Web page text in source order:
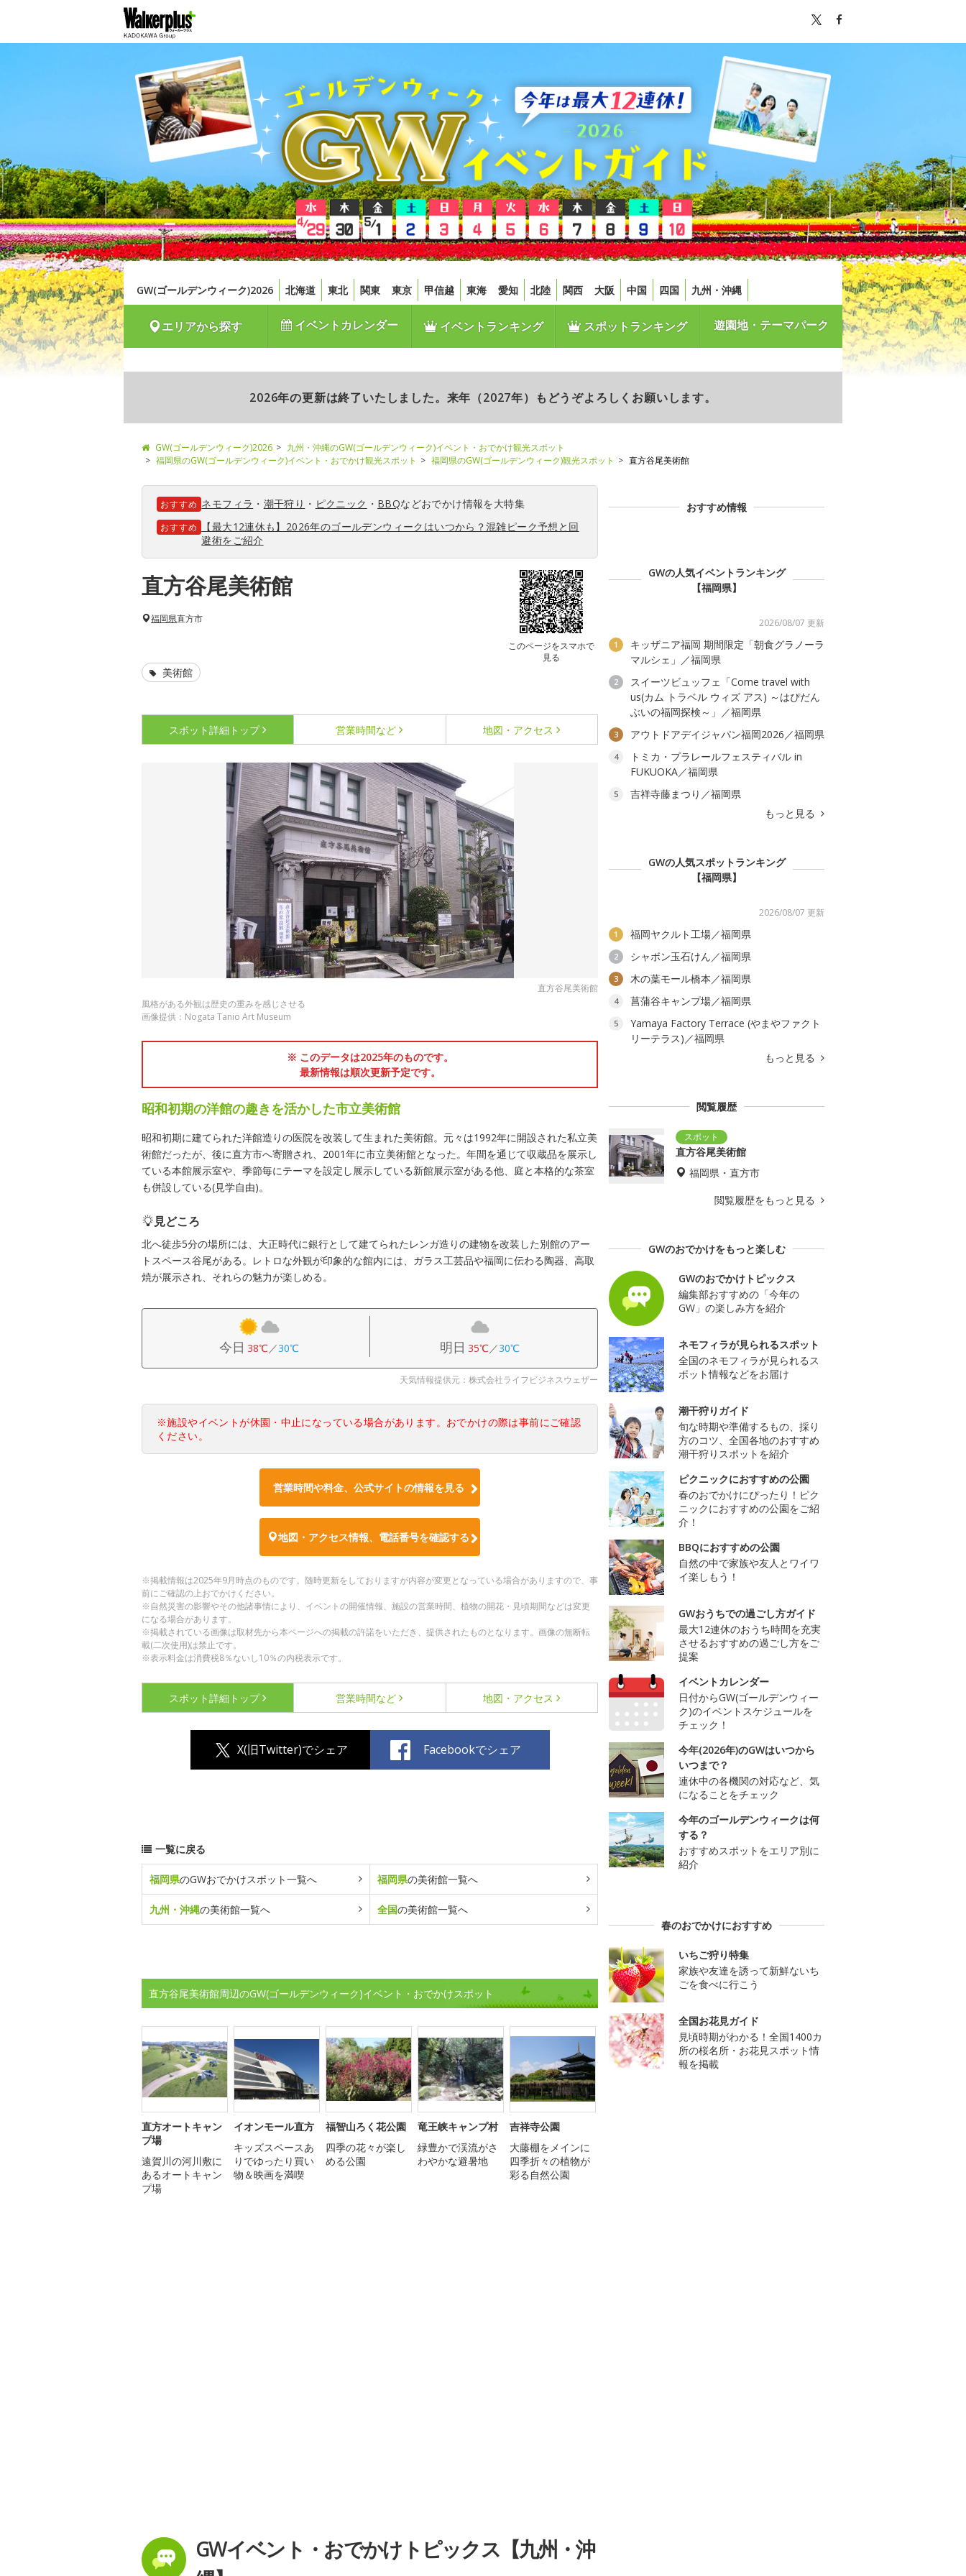
GW(ゴールデンウィーク)2026 北海道 東北 関東 東京 甲信越 東海 愛知 北陸 関西 大阪 中国 四国 九州・沖縄
エリアから探す イベントカレンダー イベントランキング スポットランキング 遊園地・テーマパーク
2026年の更新は終了いたしました。来年（2027年）もどうぞよろしくお願いします。
GW(ゴールデンウィーク)2026
九州・沖縄のGW(ゴールデンウィーク)イベント・おでかけ観光スポット
福岡県のGW(ゴールデンウィーク)イベント・おでかけ観光スポット
福岡県のGW(ゴールデンウィーク)観光スポット 直方谷尾美術館
おすすめ ネモフィラ ・ 潮干狩り ・ ピクニック ・ BBQなどおでかけ情報を大特集
おすすめ
【最大12連休も】2026年のゴールデンウィークはいつから？混雑ピーク予想と回
避術をご紹介
直方谷尾美術館
このページをスマホで
見る
福岡県直方市
美術館
スポット詳細 トップ 営業時間など 地図・アクセス
直方谷尾美術館
風格がある外観は歴史の重みを感じさせる
画像提供：Nogata Tanio Art Museum
※ このデータは2025年のものです。
最新情報は順次更新予定です。
昭和初期の洋館の趣きを活かした市立美術館
昭和初期に建てられた洋館造りの医院を改装して生まれた美術館。元々は1992年に開設された私立美
術館だったが、後に直方市へ寄贈され、2001年に市立美術館となった。年間を通じて収蔵品を展示し
ている本館展示室や、季節毎にテーマを設定し展示している新館展示室がある他、庭と本格的な茶室
も併設している(見学自由)。
見どころ
北へ徒歩5分の場所には、大正時代に銀行として建てられたレンガ造りの建物を改装した別館のアー
トスペース谷尾がある。レトロな外観が印象的な館内には、ガラス工芸品や福岡に伝わる陶器、高取
焼が展示され、それらの魅力が楽しめる。
今日 38℃／30℃ 明日 35℃／30℃
天気情報提供元：株式会社ライフビジネスウェザー
※施設やイベントが休園・中止になっている場合があります。おでかけの際は事前にご確認
ください。
営業時間や料金、公式サイトの情報を見る
地図・アクセス情報、電話番号を確認する
※掲載情報は2025年9月時点のものです。随時更新をしておりますが内容が変更となっている場合がありますので、事
前にご確認の上おでかけください。
※自然災害の影響やその他諸事情により、イベントの開催情報、施設の営業時間、植物の開花・見頃期間などは変更
になる場合があります。
※掲載されている画像は取材先から本ページへの掲載の許諾をいただき、提供されたものとなります。画像の無断転
載(二次使用)は禁止です。
※表示料金は消費税8％ないし10％の内税表示です。
スポット詳細 トップ 営業時間など 地図・アクセス
X(旧Twitter)でシェア Facebookでシェア
一覧に戻る
福岡県のGWおでかけスポット一覧へ 福岡県の美術館一覧へ
九州・沖縄の美術館一覧へ 全国の美術館一覧へ
直方谷尾美術館周辺のGW(ゴールデンウィーク)イベント・おでかけスポット
直方オートキャン
プ場
遠賀川の河川敷に
あるオートキャン
プ場
イオンモール直方
キッズスペースあ
りでゆったり買い
物＆映画を満喫
福智山ろく花公園
四季の花々が楽し
める公園
竜王峡キャンプ村
緑豊かで渓流がさ
わやかな避暑地
吉祥寺公園
大藤棚をメインに
四季折々の植物が
彩る自然公園
GWイベント・おでかけトピックス【九州・沖
おすすめ情報
GWの人気イベントランキング
【福岡県】
2026/08/07 更新
1
キッザニア福岡 期間限定「朝食グラノーラ
マルシェ」／福岡県
2
スイーツビュッフェ「Come travel with
us(カム トラベル ウィズ アス) ～はぴだん
ぶいの福岡探検～」／福岡県
3 アウトドアデイジャパン福岡2026／福岡県
4
トミカ・プラレールフェスティバル in
FUKUOKA／福岡県
5
吉祥寺藤まつり／福岡県
もっと見る
GWの人気スポットランキング
【福岡県】
2026/08/07 更新
1 福岡ヤクルト工場／福岡県
2 シャボン玉石けん／福岡県
3 木の葉モール橋本／福岡県
4 菖蒲谷キャンプ場／福岡県
5
Yamaya Factory Terrace (やまやファクト
リーテラス)／福岡県
もっと見る
閲覧履歴
直方谷尾美術館
福岡県・直方市
閲覧履歴をもっと見る
GWのおでかけをもっと楽しむ
GWのおでかけトピックス
編集部おすすめの「今年の
GW」の楽しみ方を紹介
ネモフィラが見られるスポット
全国のネモフィラが見られるス
ポット情報などをお届け
潮干狩りガイド
旬な時期や準備するもの、採り
方のコツ、全国各地のおすすめ
潮干狩りスポットを紹介
ピクニックにおすすめの公園
春のおでかけにぴったり！ピク
ニックにおすすめの公園をご紹
介！
BBQにおすすめの公園
自然の中で家族や友人とワイワ
イ楽しもう！
GWおうちでの過ごし方ガイド
最大12連休のおうち時間を充実
させるおすすめの過ごし方をご
提案
イベントカレンダー
日付からGW(ゴールデンウィー
ク)のイベントスケジュールを
チェック！
今年(2026年)のGWはいつから
いつまで？
連休中の各機関の対応など、気
になることをチェック
今年のゴールデンウィークは何
する？
おすすめスポットをエリア別に
紹介
春のおでかけにおすすめ
いちご狩り特集
家族や友達を誘って新鮮ないち
ごを食べに行こう
全国お花見ガイド
見頃時期がわかる！全国1400カ
所の桜名所・お花見スポット情
報を掲載